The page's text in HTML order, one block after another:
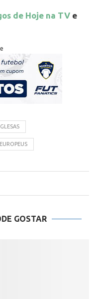
de Hoje na TV e
GOSTAR